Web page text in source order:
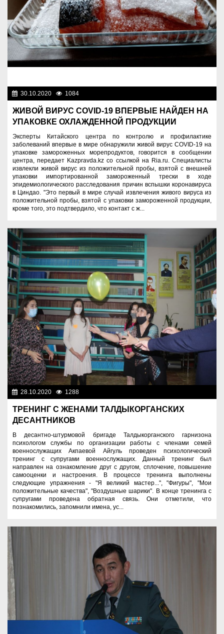
30.10.2020 1084
ЖИВОЙ ВИРУС COVID-19 ВПЕРВЫЕ НАЙДЕН НА
УПАКОВКЕ ОХЛАЖДЕННОЙ ПРОДУКЦИИ
Эксперты Китайского центра по контролю и профилактике
заболеваний впервые в мире обнаружили живой вирус COVID-19 на
упаковке замороженных морепродуктов, говорится в сообщении
центра, передает Kazpravda.kz со ссылкой на Ria.ru. Специалисты
извлекли живой вирус из положительной пробы, взятой с внешней
упаковки импортированной замороженный трески в ходе
эпидемиологического расследования причин вспышки коронавируса
в Циндао. "Это первый в мире случай извлечения живого вируса из
положительной пробы, взятой с упаковки замороженной продукции,
кроме того, это подтвердило, что контакт с ж...
28.10.2020 1288
ТРЕНИНГ С ЖЕНАМИ ТАЛДЫКОРГАНСКИХ
ДЕСАНТНИКОВ
В десантно-штурмовой бригаде Талдыкорганского гарнизона
психологом службы по организации работы с членами семей
военнослужащих Акпаевой Айгуль проведен психологический
тренинг с супругами военнослужащих. Данный тренинг был
направлен на ознакомление друг с другом, сплочение, повышение
самооценки и настроения. В процессе тренинга выполнены
следующие упражнения - "Я великий мастер...", "Фигуры", "Мои
положительные качества", "Воздушные шарики". В конце тренинга с
супругами проведена обратная связь. Они отметили, что
познакомились, запомнили имена, ус...